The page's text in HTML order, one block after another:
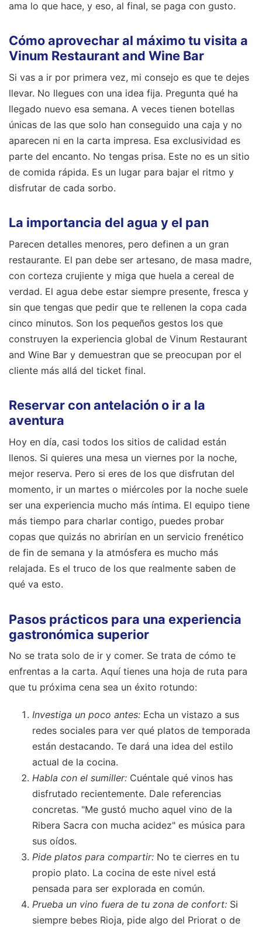
ama lo que hace, y eso, al final, se paga con gusto.
Cómo aprovechar al máximo tu visita a
Vinum Restaurant and Wine Bar
Si vas a ir por primera vez, mi consejo es que te dejes
llevar. No llegues con una idea fija. Pregunta qué ha
llegado nuevo esa semana. A veces tienen botellas
únicas de las que solo han conseguido una caja y no
aparecen ni en la carta impresa. Esa exclusividad es
parte del encanto. No tengas prisa. Este no es un sitio
de comida rápida. Es un lugar para bajar el ritmo y
disfrutar de cada sorbo.
La importancia del agua y el pan
Parecen detalles menores, pero definen a un gran
restaurante. El pan debe ser artesano, de masa madre,
con corteza crujiente y miga que huela a cereal de
verdad. El agua debe estar siempre presente, fresca y
sin que tengas que pedir que te rellenen la copa cada
cinco minutos. Son los pequeños gestos los que
construyen la experiencia global de Vinum Restaurant
and Wine Bar y demuestran que se preocupan por el
cliente más allá del ticket final.
Reservar con antelación o ir a la
aventura
Hoy en día, casi todos los sitios de calidad están
llenos. Si quieres una mesa un viernes por la noche,
mejor reserva. Pero si eres de los que disfrutan del
momento, ir un martes o miércoles por la noche suele
ser una experiencia mucho más íntima. El equipo tiene
más tiempo para charlar contigo, puedes probar
copas que quizás no abrirían en un servicio frenético
de fin de semana y la atmósfera es mucho más
relajada. Es el truco de los que realmente saben de
qué va esto.
Pasos prácticos para una experiencia
gastronómica superior
No se trata solo de ir y comer. Se trata de cómo te
enfrentas a la carta. Aquí tienes una hoja de ruta para
que tu próxima cena sea un éxito rotundo:
Investiga un poco antes: Echa un vistazo a sus
redes sociales para ver qué platos de temporada
están destacando. Te dará una idea del estilo
actual de la cocina.
Habla con el sumiller: Cuéntale qué vinos has
disfrutado recientemente. Dale referencias
concretas. "Me gustó mucho aquel vino de la
Ribera Sacra con mucha acidez" es música para
sus oídos.
Pide platos para compartir: No te cierres en tu
propio plato. La cocina de este nivel está
pensada para ser explorada en común.
Prueba un vino fuera de tu zona de confort: Si
siempre bebes Rioja, pide algo del Priorat o de